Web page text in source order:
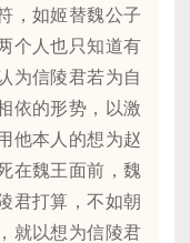
，如姬替魏公子
个人也只知道有
为信陵君若为自
依的形势，以激
他本人的想为赵
在魏王面前，魏
君打算，不如朝
就以想为信陵君